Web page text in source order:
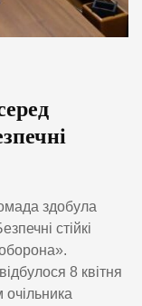
здобула
стійкі
8 квітня
очільника